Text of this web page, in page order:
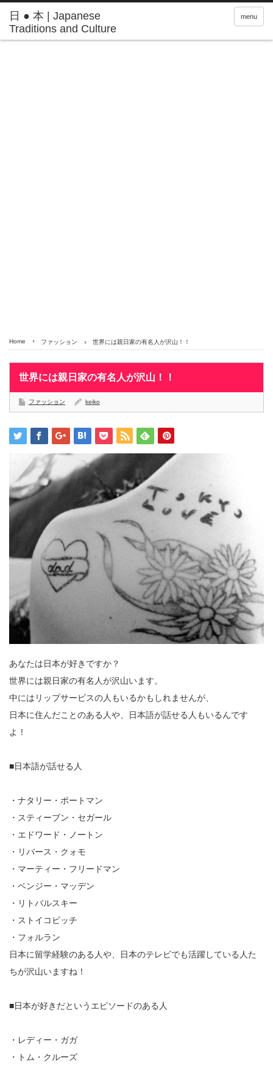
日 ● 本 | Japanese
Traditions and Culture
menu
Home ファッション 世界には親日家の有名人が沢山！！
世界には親日家の有名人が沢山！！
ファッション keiko
あなたは日本が好きですか？
世界には親日家の有名人が沢山います。
中にはリップサービスの人もいるかもしれませんが、
日本に住んだことのある人や、日本語が話せる人もいるんです
よ！
■日本語が話せる人
・ナタリー・ポートマン
・スティーブン・セガール
・エドワード・ノートン
・リバース・クォモ
・マーティー・フリードマン
・ベンジー・マッデン
・リトバルスキー
・ストイコビッチ
・フォルラン
日本に留学経験のある人や、日本のテレビでも活躍している人た
ちが沢山いますね！
■日本が好きだというエピソードのある人
・レディー・ガガ
・トム・クルーズ